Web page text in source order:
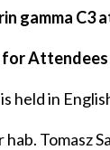
gamma C3
Attendees
held in
Tomasz